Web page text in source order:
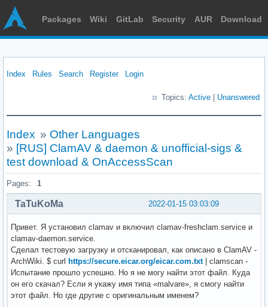
Packages Wiki GitLab Security AUR Download
Index Rules Search Register Login
Topics: Active Unanswered
Index » Other Languages
» [RUS] ClamAV & daemon & unofficial-sigs &
test download & OnAccessScan
Pages: 1
2022-01-15 03:03:09
TaTuKoMa
Привет. Я установил clamav и включил clamav-freshclam.service и
clamav-daemon.service.
Сделал тестовую загрузку и отсканировал, как описано в ClamAV -
ArchWiki. $ curl https://secure.eicar.org/eicar.com.txt| clamscan -
Испытание прошло успешно. Но я не могу найти этот файл. Куда
он его скачал? Если я укажу имя типа «malvare», я смогу найти
этот файл. Но где другие с оригинальным именем?